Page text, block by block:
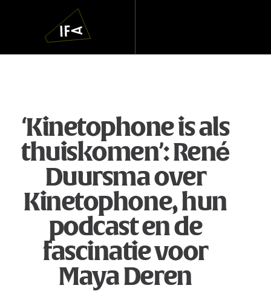
Navigatie
overslaan
‘Kinetophone is als
thuiskomen’: René
Duursma over
Kinetophone, hun
podcast en de
fascinatie voor
Maya Deren